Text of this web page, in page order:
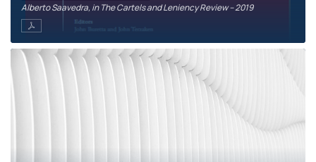
Alberto Saavedra, in The Cartels and Leniency Review – 2019